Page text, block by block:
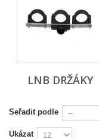
LNB DRŽÁKY
Seřadit podle
Ukázat